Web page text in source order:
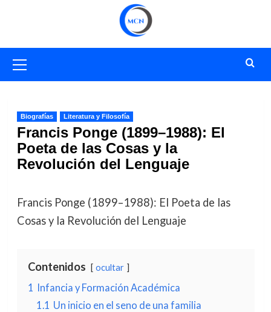
primario
Biografías Literatura y Filosofía
Francis Ponge (1899–1988): El
Poeta de las Cosas y la
Revolución del Lenguaje
Francis Ponge (1899–1988): El Poeta de las
Cosas y la Revolución del Lenguaje
Contenidos ocultar
1 Infancia y Formación Académica
1.1 Un inicio en el seno de una familia